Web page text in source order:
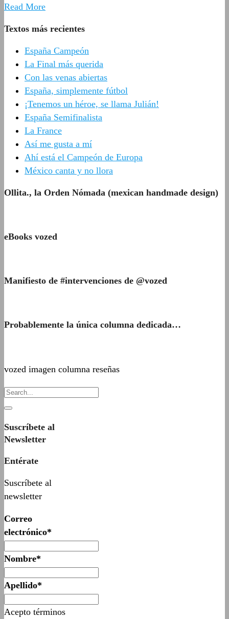
Read More
Textos más recientes
España Campeón
La Final más querida
Con las venas abiertas
España, simplemente fútbol
¡Tenemos un héroe, se llama Julián!
España Semifinalista
La France
Así me gusta a mí
Ahí está el Campeón de Europa
México canta y no llora
Ollita., la Orden Nómada (mexican handmade design)
eBooks vozed
Manifiesto de #intervenciones de @vozed
Probablemente la única columna dedicada…
vozed imagen columna reseñas
Suscríbete al
Newsletter
Entérate
Suscríbete al
newsletter
Correo
electrónico*
Nombre*
Apellido*
Acepto términos